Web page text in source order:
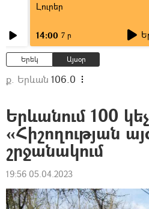
Լուրեր
14:00 7 ր
Երեկ Այսօր
ք. Երևան 106.0
Երևանում 100
«Հիշողության
շրջանակում
19:56 05.04.2023